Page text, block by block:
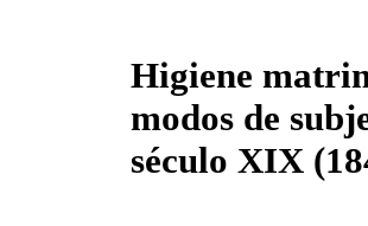
Higiene
modos de
século XIX